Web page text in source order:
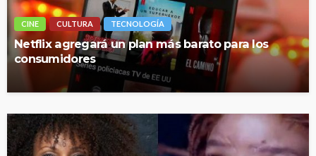
CINE CULTURA TECNOLOGÍA
Netflix agregará un plan más barato para los
consumidores